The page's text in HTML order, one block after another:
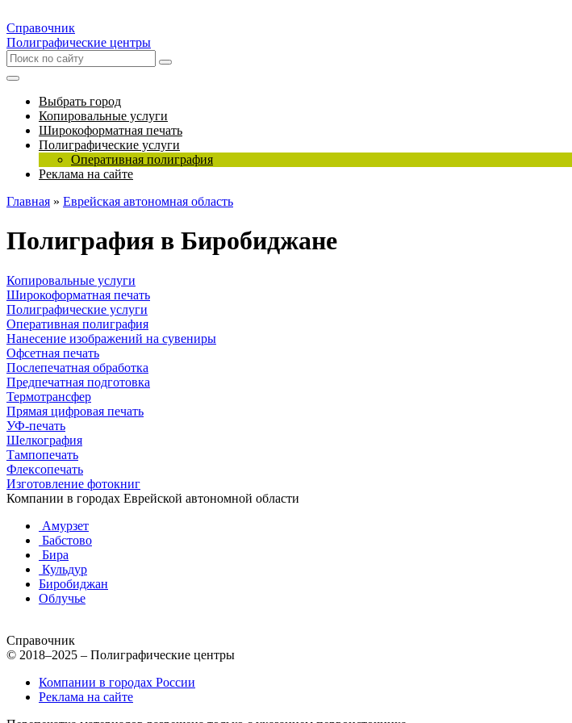
Справочник
Полиграфические центры
Выбрать город
Копировальные услуги
Широкоформатная печать
Полиграфические услуги
Оперативная полиграфия
Реклама на сайте
Главная » Еврейская автономная область
Полиграфия в Биробиджане
Копировальные услуги
Широкоформатная печать
Полиграфические услуги
Оперативная полиграфия
Нанесение изображений на сувениры
Офсетная печать
Послепечатная обработка
Предпечатная подготовка
Термотрансфер
Прямая цифровая печать
УФ-печать
Шелкография
Тампопечать
Флексопечать
Изготовление фотокниг
Компании в городах Еврейской автономной области
Амурзет
Бабстово
Бира
Кульдур
Биробиджан
Облучье
Справочник
© 2018–2025 – Полиграфические центры
Компании в городах России
Реклама на сайте